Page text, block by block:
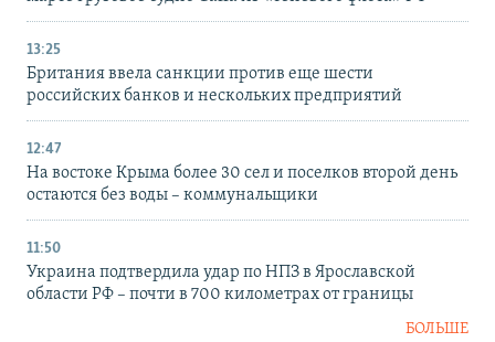
13:25
Британия ввела санкции против еще шести
российских банков и нескольких предприятий
12:47
На востоке Крыма более 30 сел и поселков второй день
остаются без воды – коммунальщики
11:50
Украина подтвердила удар по НПЗ в Ярославской
области РФ – почти в 700 километрах от границы
БОЛЬШЕ